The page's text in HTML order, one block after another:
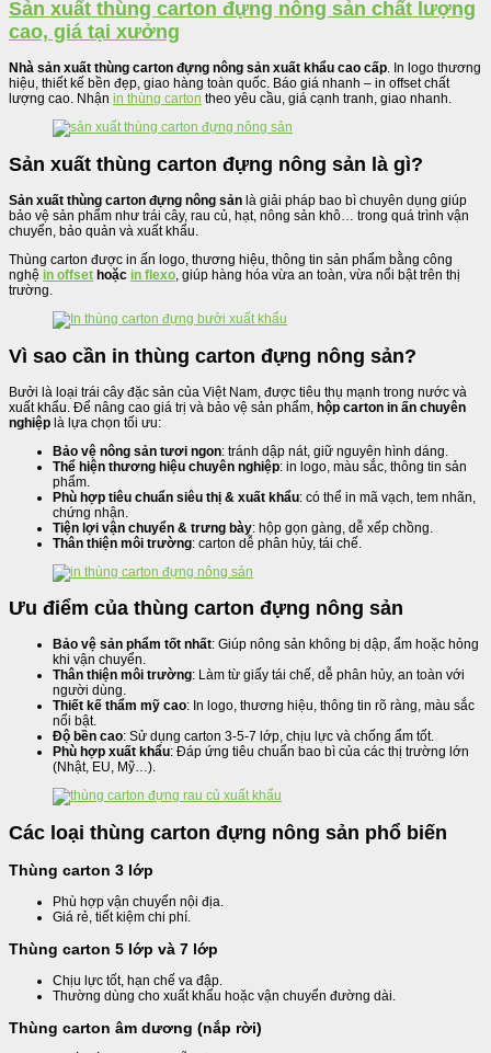
Sản xuất thùng carton đựng nông sản chất lượng
cao, giá tại xưởng
Nhà sản xuất thùng carton đựng nông sản xuất khẩu cao cấp . In logo thương
hiệu, thiết kế bền đẹp, giao hàng toàn quốc. Báo giá nhanh – in offset chất
lượng cao. Nhận in thùng carton theo yêu cầu, giá cạnh tranh, giao nhanh.
Sản xuất thùng carton đựng nông sản là gì?
Sản xuất thùng carton đựng nông sản là giải pháp bao bì chuyên dụng giúp
bảo vệ sản phẩm như trái cây, rau củ, hạt, nông sản khô… trong quá trình vận
chuyển, bảo quản và xuất khẩu.
Thùng carton được in ấn logo, thương hiệu, thông tin sản phẩm bằng công
nghệ in offset hoặc in flexo , giúp hàng hóa vừa an toàn, vừa nổi bật trên thị
trường.
Vì sao cần in thùng carton đựng nông sản?
Bưởi là loại trái cây đặc sản của Việt Nam, được tiêu thụ mạnh trong nước và
xuất khẩu. Để nâng cao giá trị và bảo vệ sản phẩm, hộp carton in ấn chuyên
nghiệp là lựa chọn tối ưu:
Bảo vệ nông sản tươi ngon: tránh dập nát, giữ nguyên hình dáng.
Thể hiện thương hiệu chuyên nghiệp: in logo, màu sắc, thông tin sản
phẩm.
Phù hợp tiêu chuẩn siêu thị & xuất khẩu: có thể in mã vạch, tem nhãn,
chứng nhận.
Tiện lợi vận chuyển & trưng bày: hộp gọn gàng, dễ xếp chồng.
Thân thiện môi trường: carton dễ phân hủy, tái chế.
Ưu điểm của thùng carton đựng nông sản
Bảo vệ sản phẩm tốt nhất: Giúp nông sản không bị dập, ẩm hoặc hỏng
khi vận chuyển.
Thân thiện môi trường: Làm từ giấy tái chế, dễ phân hủy, an toàn với
người dùng.
Thiết kế thẩm mỹ cao: In logo, thương hiệu, thông tin rõ ràng, màu sắc
nổi bật.
Độ bền cao: Sử dụng carton 3-5-7 lớp, chịu lực và chống ẩm tốt.
Phù hợp xuất khẩu: Đáp ứng tiêu chuẩn bao bì của các thị trường lớn
(Nhật, EU, Mỹ…).
Các loại thùng carton đựng nông sản phổ biến
Thùng carton 3 lớp
Phù hợp vận chuyển nội địa.
Giá rẻ, tiết kiệm chi phí.
Thùng carton 5 lớp và 7 lớp
Chịu lực tốt, hạn chế va đập.
Thường dùng cho xuất khẩu hoặc vận chuyển đường dài.
Thùng carton âm dương (nắp rời)